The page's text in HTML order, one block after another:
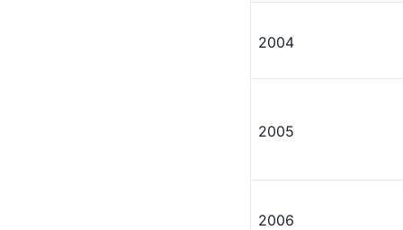
2004
2005
2006